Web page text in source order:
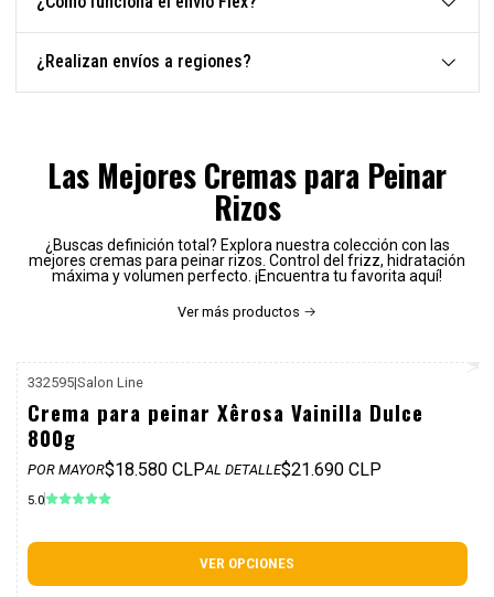
¿Realizan envíos a regiones?
Las Mejores Cremas para Peinar
Rizos
¿Buscas definición total? Explora nuestra colección con las
mejores cremas para peinar rizos. Control del frizz, hidratación
máxima y volumen perfecto. ¡Encuentra tu favorita aquí!
Ver más productos
332595|Salon Line
Crema para peinar Xêrosa Vainilla Dulce
800g
POR MAYOR$18.580 CLPAL DETALLE$21.690 CLP
5.0
VER OPCIONES